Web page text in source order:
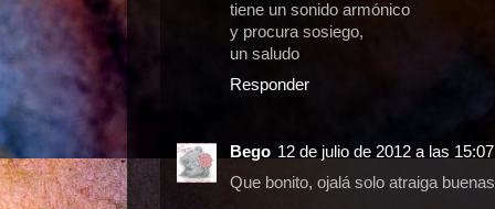
tiene un sonido armónico
y procura sosiego,
un saludo
Responder
Bego 12 de julio de 2012 a las 15:07
Que bonito, ojalá solo atraiga